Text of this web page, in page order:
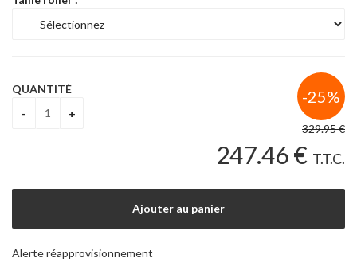
329.95€
247.46€ T.T.C.
QUANTITÉ
Alerte réapprovisionnement